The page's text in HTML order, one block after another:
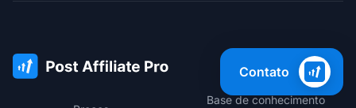
Base de conhecimento
Contato